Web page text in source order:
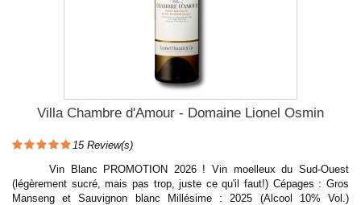
Villa Chambre d'Amour - Domaine Lionel Osmin
15Review(s)
Vin Blanc PROMOTION 2026 ! Vin moelleux du Sud-Ouest
(légèrement sucré, mais pas trop, juste ce qu'il faut!) Cépages : Gros
Manseng et Sauvignon blanc Millésime : 2025 (Alcool 10% Vol.)